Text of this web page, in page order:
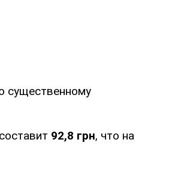
существенному
92,8 грн, что на